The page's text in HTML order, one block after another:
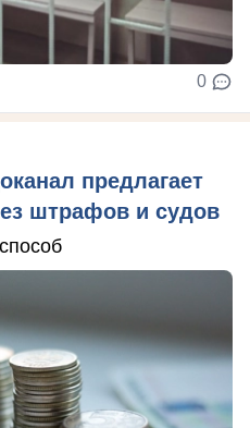
0
предлагает
штрафов и судов